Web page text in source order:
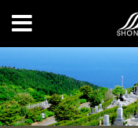
MENU